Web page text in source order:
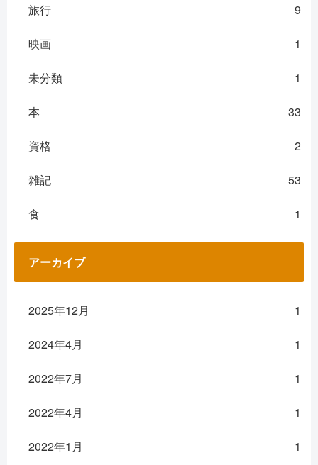
旅行 9
映画 1
未分類 1
本 33
資格 2
雑記 53
食 1
アーカイブ
2025年12月 1
2024年4月 1
2022年7月 1
2022年4月 1
2022年1月 1